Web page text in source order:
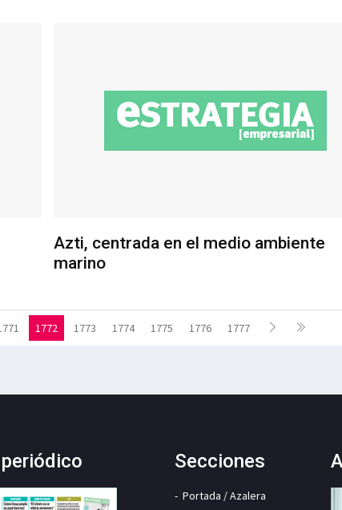
Azti, centrada en el medio ambiente
marino
1772 1773 1774 1775 1776 1777
Secciones
Portada / Azalera